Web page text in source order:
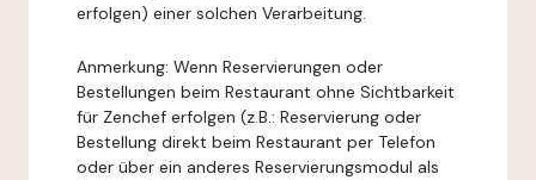
erfolgen) einer solchen Verarbeitung.
Anmerkung: Wenn Reservierungen oder
Bestellungen beim Restaurant ohne Sichtbarkeit
für Zenchef erfolgen (z.B.: Reservierung oder
Bestellung direkt beim Restaurant per Telefon
oder über ein anderes Reservierungsmodul als